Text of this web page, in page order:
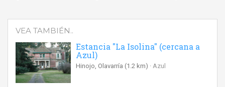
VEA TAMBIÉN..
Estancia "La Isolina" (cercana a
Azul)
Hinojo, Olavarría (1.2 km) Azul